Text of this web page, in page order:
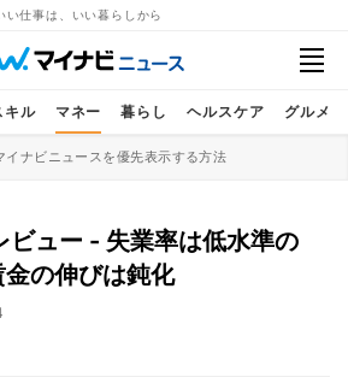
い仕事は、いい暮らしから
キル マネー 暮らし ヘルスケア グルメ
ナビニュースを優先表示する方法
ビュー - 失業率は低水準の
の伸びは鈍化